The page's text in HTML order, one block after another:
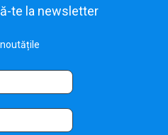
te la newsletter
noutățile